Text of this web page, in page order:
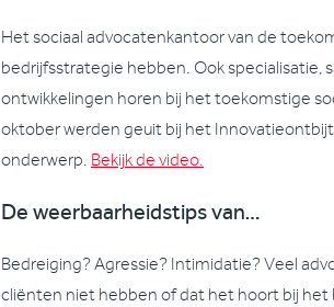
Het sociaal advocatenkantoor van de
bedrijfsstrategie hebben. Ook
ontwikkelingen horen bij het toekomstige
oktober werden geuit bij het
onderwerp. Bekijk de video.
De weerbaarheidstips van…
Bedreiging? Agressie? Intimidatie? Veel
cliënten niet hebben of dat het hoort bij het